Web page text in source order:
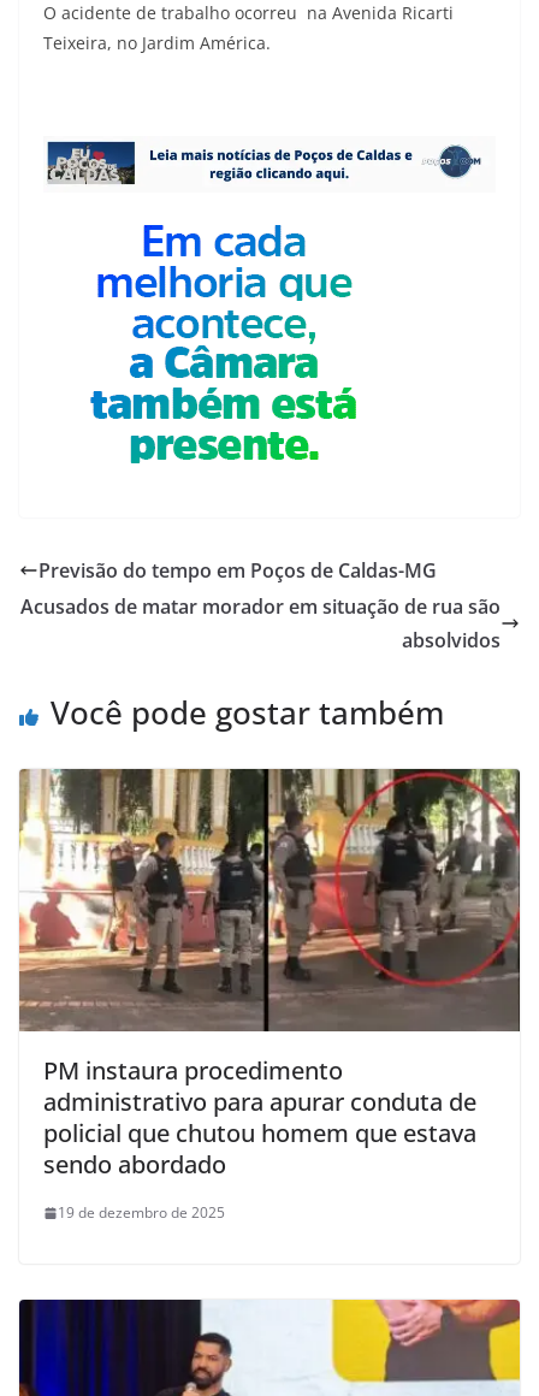
O acidente de trabalho ocorreu na Avenida Ricarti
Teixeira, no Jardim América.
Previsão do tempo em Poços de Caldas-MG
Acusados de matar morador em situação de rua são
absolvidos
Você pode gostar também
PM instaura procedimento
administrativo para apurar conduta de
policial que chutou homem que estava
sendo abordado
19 de dezembro de 2025